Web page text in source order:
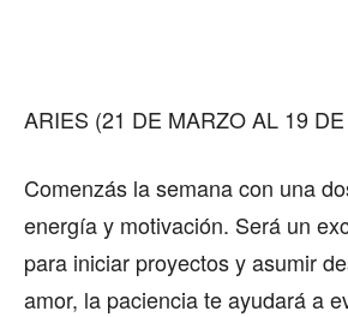
ARIES (21 DE MARZO AL 19
Comenzás la semana con una
energía y motivación. Será un
para iniciar proyectos y asumir
amor, la paciencia te ayudará a